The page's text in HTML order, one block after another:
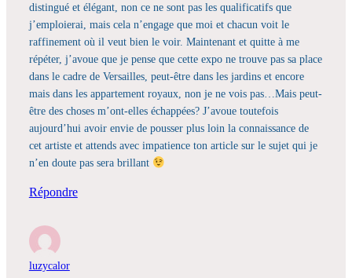
distingué et élégant, non ce ne sont pas les qualificatifs que
j’emploierai, mais cela n’engage que moi et chacun voit le
raffinement où il veut bien le voir. Maintenant et quitte à me
répéter, j’avoue que je pense que cette expo ne trouve pas sa place
dans le cadre de Versailles, peut-être dans les jardins et encore
mais dans les appartement royaux, non je ne vois pas…Mais peut-
être des choses m’ont-elles échappées? J’avoue toutefois
aujourd’hui avoir envie de pousser plus loin la connaissance de
cet artiste et attends avec impatience ton article sur le sujet qui je
n’en doute pas sera brillant
Répondre
luzycalor